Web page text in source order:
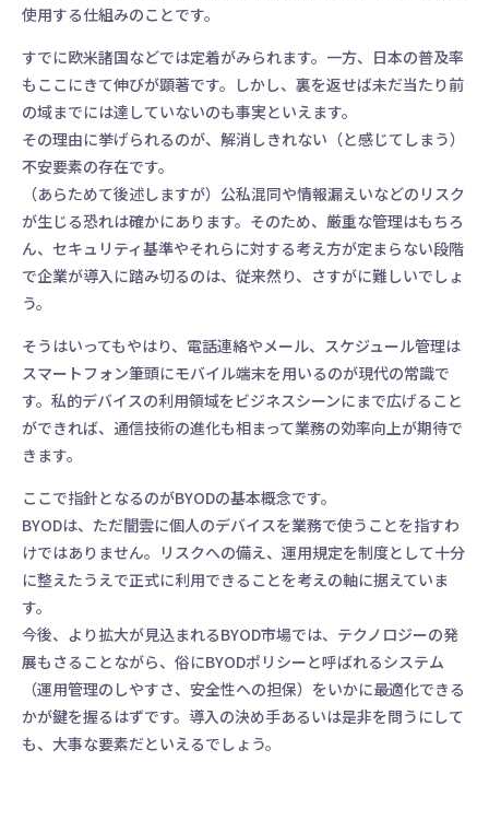
使用する仕組みのことです。
すでに欧米諸国などでは定着がみられます。一方、日本の普及率
もここにきて伸びが顕著です。しかし、裏を返せば未だ当たり前
の域までには達していないのも事実といえます。
その理由に挙げられるのが、解消しきれない（と感じてしまう）
不安要素の存在です。
（あらためて後述しますが）公私混同や情報漏えいなどのリスク
が生じる恐れは確かにあります。そのため、厳重な管理はもちろ
ん、セキュリティ基準やそれらに対する考え方が定まらない段階
で企業が導入に踏み切るのは、従来然り、さすがに難しいでしょ
う。
そうはいってもやはり、電話連絡やメール、スケジュール管理は
スマートフォン筆頭にモバイル端末を用いるのが現代の常識で
す。私的デバイスの利用領域をビジネスシーンにまで広げること
ができれば、通信技術の進化も相まって業務の効率向上が期待で
きます。
ここで指針となるのがBYODの基本概念です。
BYODは、ただ闇雲に個人のデバイスを業務で使うことを指すわ
けではありません。リスクへの備え、運用規定を制度として十分
に整えたうえで正式に利用できることを考えの軸に据えていま
す。
今後、より拡大が見込まれるBYOD市場では、テクノロジーの発
展もさることながら、俗にBYODポリシーと呼ばれるシステム
（運用管理のしやすさ、安全性への担保）をいかに最適化できる
かが鍵を握るはずです。導入の決め手あるいは是非を問うにして
も、大事な要素だといえるでしょう。